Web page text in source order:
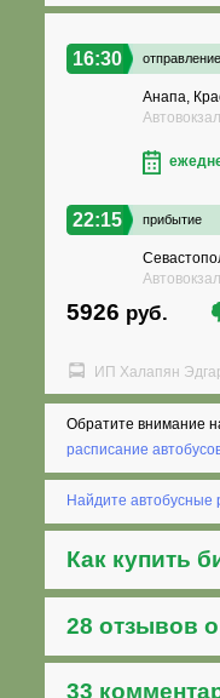
16:30 отправление
Анапа,
22:15 прибытие
5926 руб.
ИП Халапян
Обратите внимание
расписание
Найдите автобусные
Как купить
28 отзывов
33